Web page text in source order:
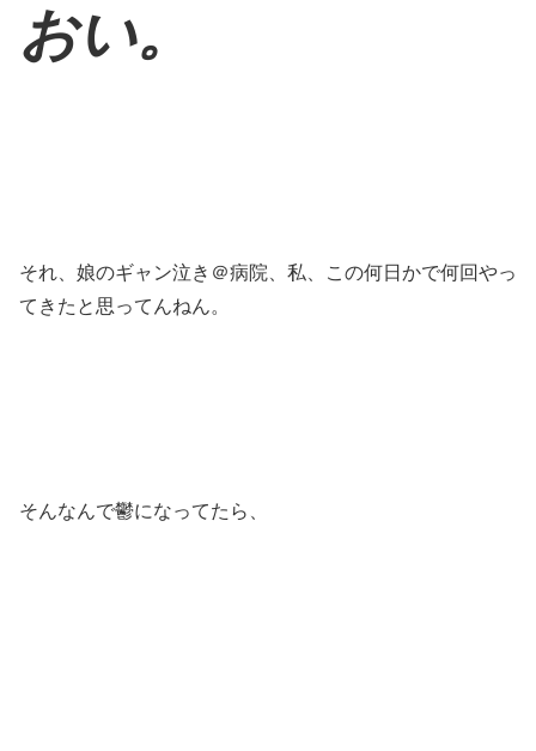
おい。
それ、娘のギャン泣き＠病院、私、この何日かで何回やっ
てきたと思ってんねん。
そんなんで鬱になってたら、